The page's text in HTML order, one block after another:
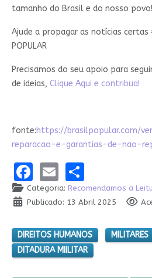
tamanho do Brasil e do nosso povo!
Ajude a propagar as notícias certas
POPULAR
Precisamos do seu apoio para
de ideias, Clique Aqui e contribua!
fonte:https://brasilpopular.com/
reparacao-e-garantias-de-nao-
Facebook
EmailShare
Categoria: Recomendamos a
Publicado: 13 Abril 2025
DIREITOS HUMANOS MILITARES
DITADURA MIILITAR